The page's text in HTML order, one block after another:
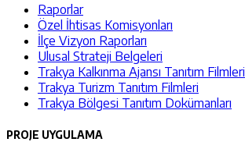
Raporlar
Özel İhtisas Komisyonları
İlçe Vizyon Raporları
Ulusal Strateji Belgeleri
Trakya Kalkınma Ajansı Tanıtım Filmleri
Trakya Turizm Tanıtım Filmleri
Trakya Bölgesi Tanıtım Dokümanları
PROJE UYGULAMA